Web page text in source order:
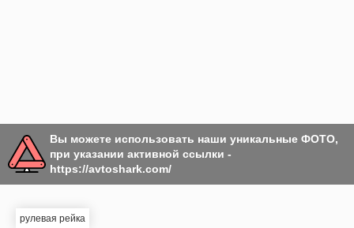
Вы можете использовать наши уникальные ФОТО,
при указании активной ссылки -
https://avtoshark.com/
рулевая рейка